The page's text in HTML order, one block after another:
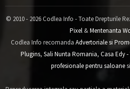
© 2010 - 2026 Codlea Info - Toate Drepturile
Pixel&Mentenanta
Codlea Info recomanda Advertoriale si
Plugins, Sali Nunta Romania, Casa Edy -
profesionale pentru saloanesi